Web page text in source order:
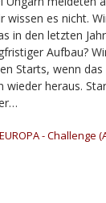
wissen es nicht.
in den letzten
Aufbau?
Starts, wenn
wieder heraus.
EUROPA - Challenge